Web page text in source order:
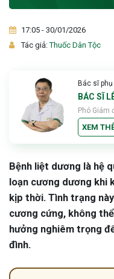
17:05 - 30/01/2026
Tác giả:Thuốc Dân Tộc
Bác sĩ
BÁC SĨ
Phó Giám
XEM
Bệnh liệt dương là hệ
loạn cương dương khi
kịp thời. Tình trạng
cương cứng, không
hưởng nghiêm trọng
đình.